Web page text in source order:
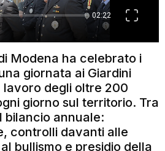
Modena ha celebrato i
giornata ai Giardini
lavoro degli oltre 200
giorno sul territorio. Tra
bilancio annuale:
controlli davanti alle
bullismo e presidio della